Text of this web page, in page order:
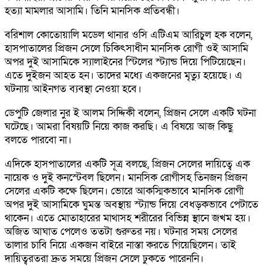
হত্যা মামলার আসামি। তিনি মানসিক প্রতিবন্ধী।
বরিশাল কোতোয়ালি মডেল থানার ওসি এটিএম আরিচুল হক বলেন,
হাসপাতালের প্রিজন সেলে চিকিৎসাধীন মানসিক রোগী ওই আসামি
অপর দুই আসামিকে স্যালাইনের স্টিলের স্ট্যান্ড দিয়ে পিটিয়েছেন।
এতে দুইজন আহত হন। তাদের মধ্যে একজনের মৃত্যু হয়েছে। এ
ঘটনায় আইনগত ব্যবস্থা নেওয়া হবে।
ডেপুটি জেলার নুর ই আলম সিদ্দিকী বলেন, প্রিজন সেলে একটি ঘটনা
ঘটেছে। আমরা বিষয়টি নিয়ে কাজ করছি। এ বিষয়ে আজ কিছু
বলতে পারবো না।
এদিকে হাসপাতালের একটি সূত্র বলছে, প্রিজন সেলের দায়িত্বে এক
নায়েক ও দুই কনস্টেবল ছিলেন। মানসিক রোগীসহ তিনজন প্রিজন
সেলের একটি কক্ষে ছিলেন। ভোরে আকস্মিকভাবে মানসিক রোগী
অপর দুই আসামিকে ঘুমন্ত অবস্থায় স্ট্যান্ড দিয়ে বেধড়কভাবে পেটাতে
থাকেন। এতে মোতাহারের মাথাসহ শরীরের বিভিন্ন স্থানে জখম হয়।
অজিত আঘাত পেলেও ততটা গুরুতর নয়। ঘটনার সময় সেলের
তালার চাবি নিয়ে একজন বাইরে নাস্তা করতে গিয়েছিলেন। তাই
দায়িত্বরতরা দ্রুত সময়ে প্রিজন সেলে ঢুকতে পারেননি।